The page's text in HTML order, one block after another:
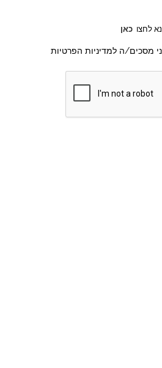
לחצו כאן
מסכים/ה למדיניות הפרטיות